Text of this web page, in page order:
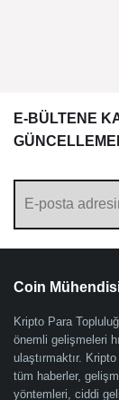
E-BÜLTENE
Coin
Kripto Para
önemli gelişmeleri
ulaştırmaktır.
tüm haberler,
yöntemleri, ciddi